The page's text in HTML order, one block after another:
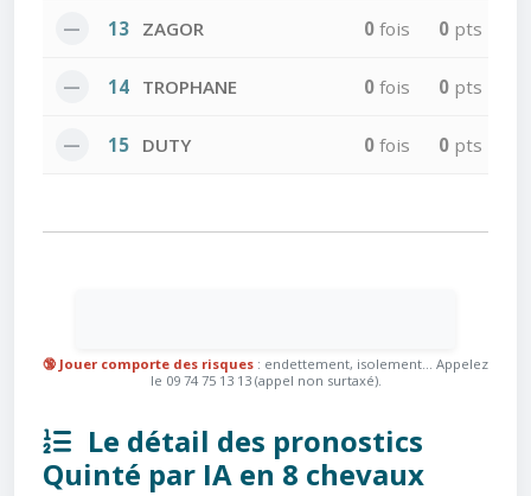
— 13 ZAGOR 0 fois 0 pts
— 14 TROPHANE 0 fois 0 pts
— 15 DUTY 0 fois 0 pts
🔞 Jouer comporte des risques : endettement, isolement... Appelez
le 09 74 75 13 13 (appel non surtaxé).
Le détail des pronostics
Quinté par IA en 8 chevaux